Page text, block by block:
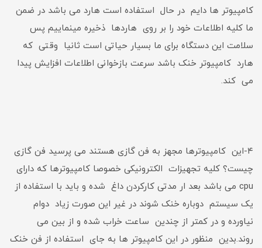
کامپیوتر ها دایم در حال استفاده است هارد می باشد در ضمن
ما کلیه اطلاعات خود را بر روی هاردها ذخیره مینماییم پس
سلامت این دستگاه برای ما بسیار حیاتی است ثانیا وقتی که
هارد کامپیوتر خنک باشد سرعت بازخوانی اطلاعات افزایش پیدا
می کند.
۴-این کامپیوترها مجهز به فن گازی هستند می پرسید فن گازی
چیست؟ کلیه تجهیزات الکترونیکی خصوصا کامپیوترها که دارای
cpu می باشد بعد ار مدتی کارکردن داغ شده و باید با استفاده از
یک سیستم دوباره خنک شوند در غیر این صورت زیاد دوام
نیاورده و در کمتر از چندین ساعت خراب شده و از بین می
روند.بدین منظور در این کامپیوتر ها به جای استفاده از فن خنک